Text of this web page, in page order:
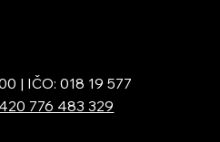
| IČO: 018 19 577
776 483 329